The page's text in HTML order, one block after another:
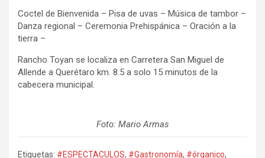
Coctel de Bienvenida – Pisa de uvas – Música de tambor –
Danza regional – Ceremonia Prehispánica – Oración a la
tierra –
Rancho Toyan se localiza en Carretera San Miguel de
Allende a Querétaro km. 8.5 a solo 15 minutos de la
cabecera municipal.
Foto: Mario Armas
Etiquetas: #ESPECTACULOS, #Gastronomía, #órganico,